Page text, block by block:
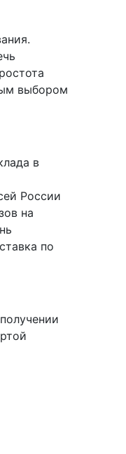
выбором
в
России
на
по